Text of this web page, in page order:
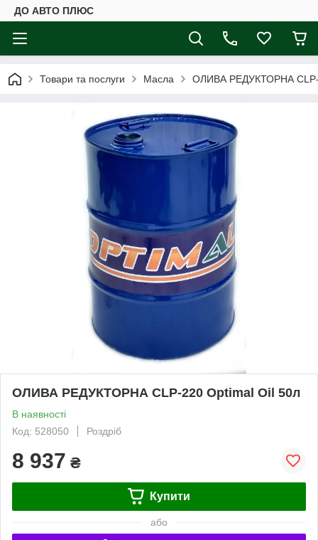
ДО АВТО ПЛЮС
Товари та послуги Масла ОЛИВА РЕДУКТОРНА CLP-
ОЛИВА РЕДУКТОРНА CLP-220 Optimal Oil 50л
В наявності
Код: 528050
Роздріб
8 937 ₴
Купити
або